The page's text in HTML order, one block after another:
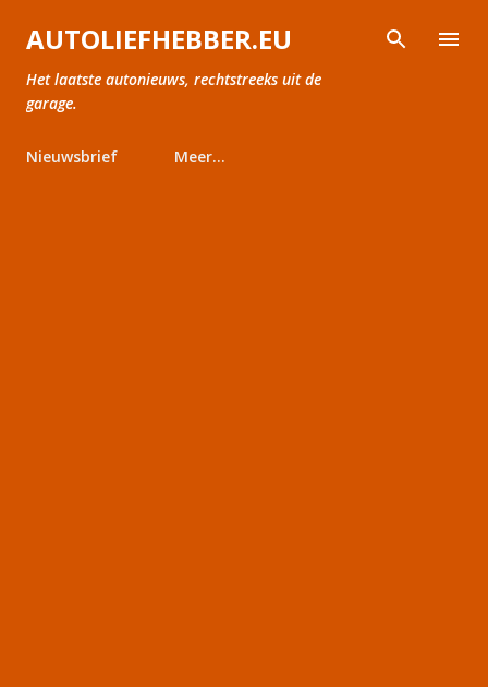
Doorgaan naar hoofdcontent
AUTOLIEFHEBBER.EU
Het laatste autonieuws, rechtstreeks uit de
garage.
Nieuwsbrief Meer…